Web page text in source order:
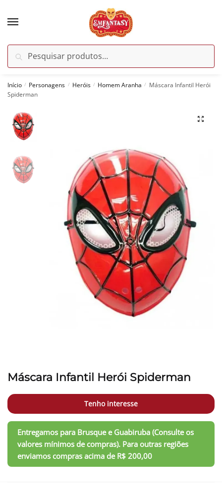
por:
Pesquisar
Início / Personagens / Heróis / Homem Aranha / Máscara Infantil Herói
Spiderman
Máscara Infantil Herói Spiderman
Tenho interesse